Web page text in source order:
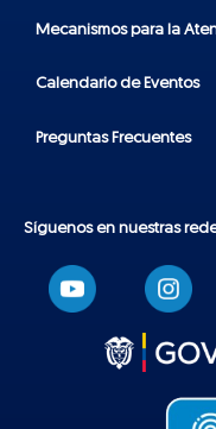
Mecanismos para la
Calendario de Eventos
Preguntas Frecuentes
Síguenos en nuestras